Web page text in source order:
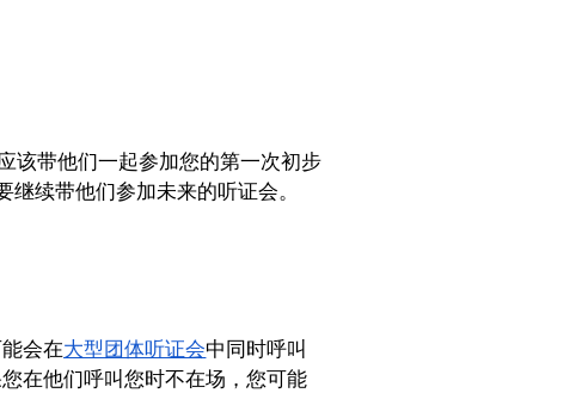
该带他们一起参加您的第一次初步
续带他们参加未来的听证会。
会在大型团体听证会中同时呼叫
在他们呼叫您时不在场，您可能